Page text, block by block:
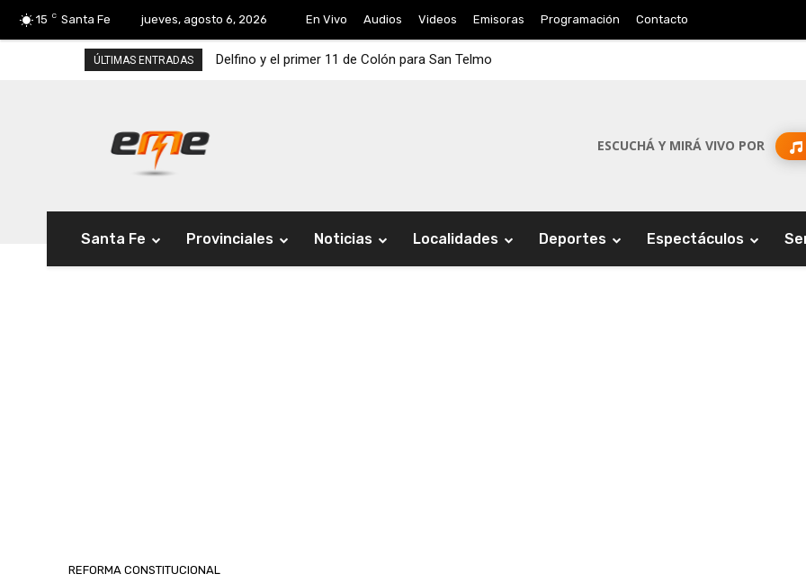
15 C Santa Fe jueves, agosto 6, 2026 En Vivo Audios Videos Emisoras Programación Contacto
ÚLTIMAS ENTRADAS Delfino y el primer 11 de Colón para San Telmo
ESCUCHÁ Y MIRÁ VIVO POR
Santa Fe Provinciales Noticias Localidades Deportes Espectáculos
REFORMA CONSTITUCIONAL